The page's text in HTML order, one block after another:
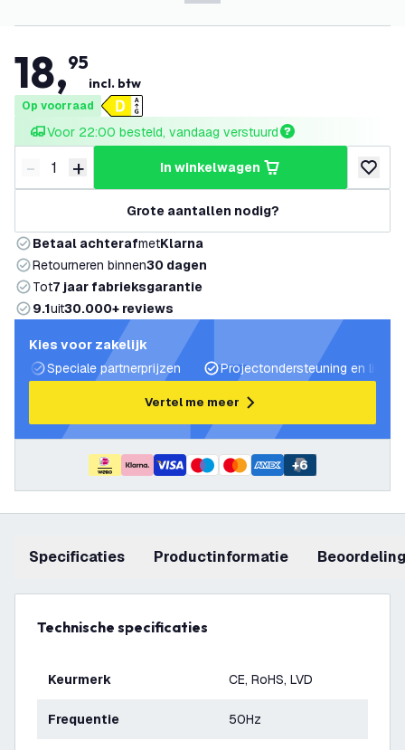
18,95
incl. btw
Op voorraad
Voor 22:00 besteld, vandaag verstuurd
Verminder hoeveelheid
- Verhoog hoeveelheid
+ in winkelwagen
Grote aantallen nodig?
Betaal achterafmetKlarna
Retourneren binnen30 dagen
Tot7 jaar fabrieksgarantie
9.1uit30.000+ reviews
Kies voor zakelijk
Speciale partnerprijzen
Projectondersteuning en
Vertel me meer
+6
Specificaties productinformatie
Technische specificaties
Keurmerk CE, RoHS, LVD
Frequentie 50Hz